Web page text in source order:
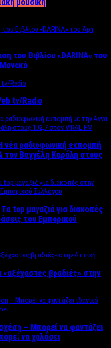
μουσική
του Βιβλίου «DARINA» του
tv/Radio
νέα ραδιοφωνική εκπομπή
τον Βαγγέλη Καράλη στους
top μαγαζιά για διακοπές
του Εμπορικού
βραδιές» στην
– Μπορεί να φαντάζει
να χαλάσει